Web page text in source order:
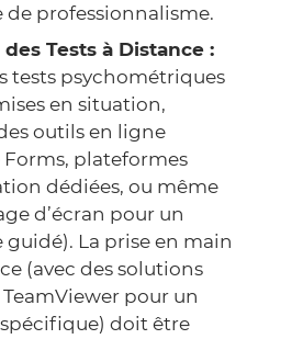
de professionnalisme.
Tests à Distance :
tests psychométriques
en situation,
outils en ligne
Forms, plateformes
dédiées, ou même
d’écran pour un
guidé). La prise en main
(avec des solutions
pour un
spécifique) doit être